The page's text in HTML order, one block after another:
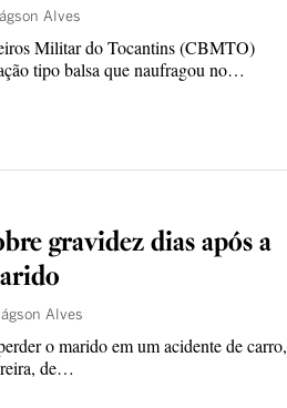
Alves
Militar do Tocantins (CBMTO)
tipo balsa que naufragou no…
gravidez dias após a
Alves
o marido em um acidente de carro,
de…